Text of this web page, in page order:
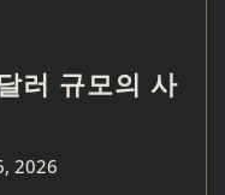
러 규모의 사
2026